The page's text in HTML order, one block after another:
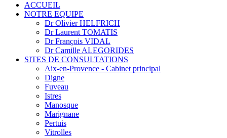
ACCUEIL
NOTRE EQUIPE
Dr Olivier HELFRICH
Dr Laurent TOMATIS
Dr François VIDAL
Dr Camille ALEGORIDES
SITES DE CONSULTATIONS
Aix-en-Provence - Cabinet principal
Digne
Fuveau
Istres
Manosque
Marignane
Pertuis
Vitrolles